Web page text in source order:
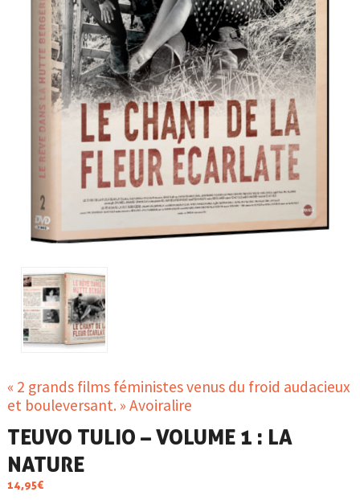
« 2 grands films féministes venus du froid audacieux
et bouleversant. » Avoiralire
TEUVO TULIO – VOLUME 1 : LA
NATURE
14,95€